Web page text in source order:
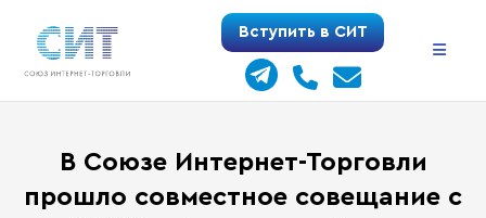
содержимому
Вступить в СИТ
В Союзе Интернет-Торговли
прошло совместное совещание с